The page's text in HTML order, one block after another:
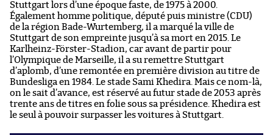
Stuttgart lors d’une époque faste, de 1975 à 2000.
Également homme politique, député puis ministre (CDU)
de la région Bade-Wurtemberg, il a marqué la ville de
Stuttgart de son empreinte jusqu’à sa mort en 2015. Le
Karlheinz-Förster-Stadion, car avant de partir pour
l’Olympique de Marseille, il a su remettre Stuttgart
d’aplomb, d’une remontée en première division au titre de
Bundesliga en 1984. Le stade Sami Khedira. Mais ce nom-là,
on le sait d’avance, est réservé au futur stade de 2053 après
trente ans de titres en folie sous sa présidence. Khedira est
le seul à pouvoir surpasser les voitures à Stuttgart.